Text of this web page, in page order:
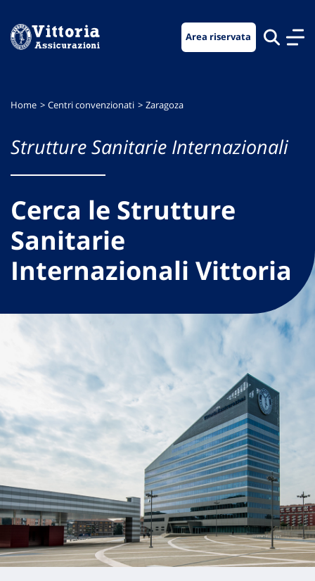
menu
contenuto
footer
Area riservata
Home Centri convenzionati Zaragoza
Strutture Sanitarie Internazionali
Cerca le Strutture
Sanitarie
Internazionali Vittoria